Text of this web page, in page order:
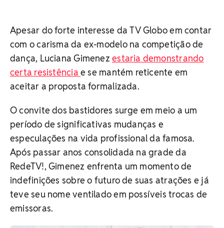
Apesar do forte interesse da TV Globo em contar
com o carisma da ex-modelo na competição de
dança, Luciana Gimenezestaria demonstrando
certa resistência e se mantém reticente em
aceitar a proposta formalizada.
O convite dos bastidores surge em meio a um
período de significativas mudanças e
especulações na vida profissional da famosa.
Após passar anos consolidada na grade da
RedeTV!, Gimenez enfrenta um momento de
indefinições sobre o futuro de suas atrações e já
teve seu nome ventilado em possíveis trocas de
emissoras.